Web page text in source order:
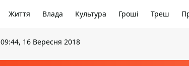
Життя Влада Культура Гроші Треш
09:44, 16 Вересня 2018